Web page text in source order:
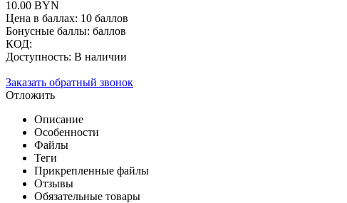
10.00 BYN
Цена в баллах: 10 баллов
Бонусные баллы: баллов
КОД:
Доступность: В наличии
Заказать обратный звонок
Отложить
Описание
Особенности
Файлы
Теги
Прикрепленные файлы
Отзывы
Обязательные товары